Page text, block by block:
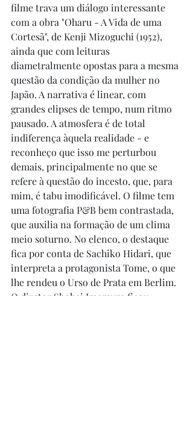
filme trava um diálogo interessante
com a obra "Oharu - A Vida de uma
Cortesã", de Kenji Mizoguchi (1952),
ainda que com leituras
diametralmente opostas para a mesma
questão da condição da mulher no
Japão. A narrativa é linear, com
grandes elipses de tempo, num ritmo
pausado. A atmosfera é de total
indiferença àquela realidade - e
reconheço que isso me perturbou
demais, principalmente no que se
refere à questão do incesto, que, para
mim, é tabu imodificável. O filme tem
uma fotografia P&B bem contrastada,
que auxilia na formação de um clima
meio soturno. No elenco, o destaque
fica por conta de Sachiko Hidari, que
interpreta a protagonista Tome, o que
lhe rendeu o Urso de Prata em Berlim.
O diretor Shohei Imamura ficou